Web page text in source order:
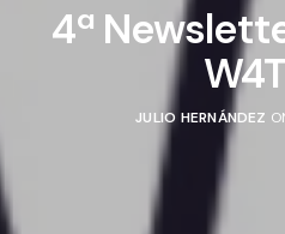
4ª
JULIO HERNÁNDEZ